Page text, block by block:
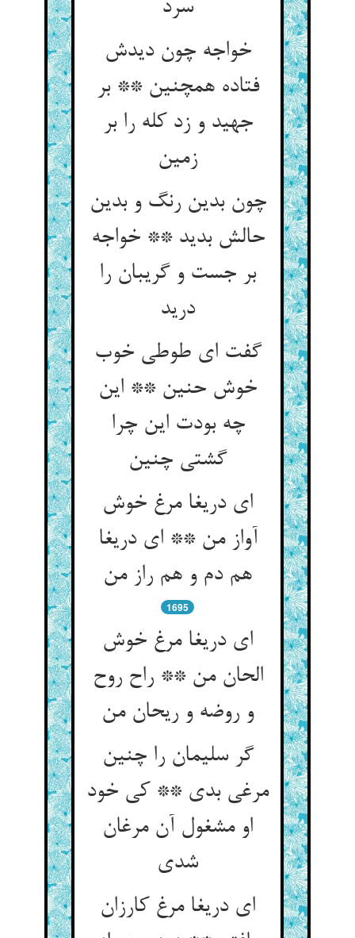
سرد
خواجه چون دیدش
فتاده همچنین ** بر
جهید و زد کله را بر
چون بدین رنگ و بدین
حالش بدید ** خواجه
بر جست و گریبان را
درید
گفت ای طوطی خوب
خوش حنین ** این
چه بودت این چرا
ای دریغا مرغ خوش
آواز من ** ای دریغا
1695
ای دریغا مرغ خوش
الحان من ** راح روح
گر سلیمان را چنین
مرغی بدی ** کی خود
او مشغول آن مرغان
ای دریغا مرغ کارزان